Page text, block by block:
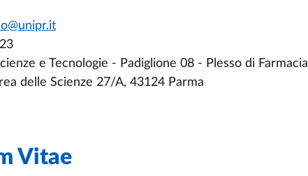
e Tecnologie - Padiglione 08 - Plesso di Farmacia
delle Scienze 27/A, 43124 Parma
Vitae